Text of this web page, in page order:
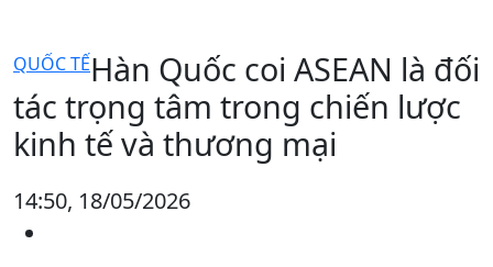
QUỐC TẾHàn Quốc coi ASEAN là đối
tác trọng tâm trong chiến lược
kinh tế và thương mại
14:50, 18/05/2026